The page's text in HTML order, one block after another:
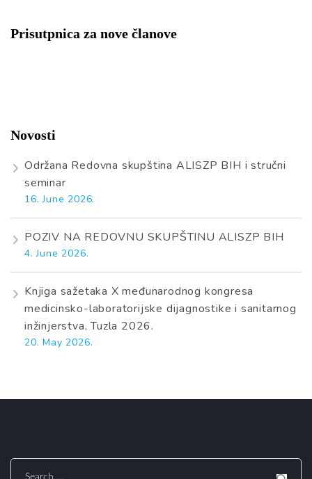
Prisutpnica za nove članove
Novosti
Održana Redovna skupština ALISZP BIH i stručni
seminar
16. June 2026.
POZIV NA REDOVNU SKUPŠTINU ALISZP BIH
4. June 2026.
Knjiga sažetaka X međunarodnog kongresa
medicinsko-laboratorijske dijagnostike i sanitarnog
inžinjerstva, Tuzla 2026.
20. May 2026.